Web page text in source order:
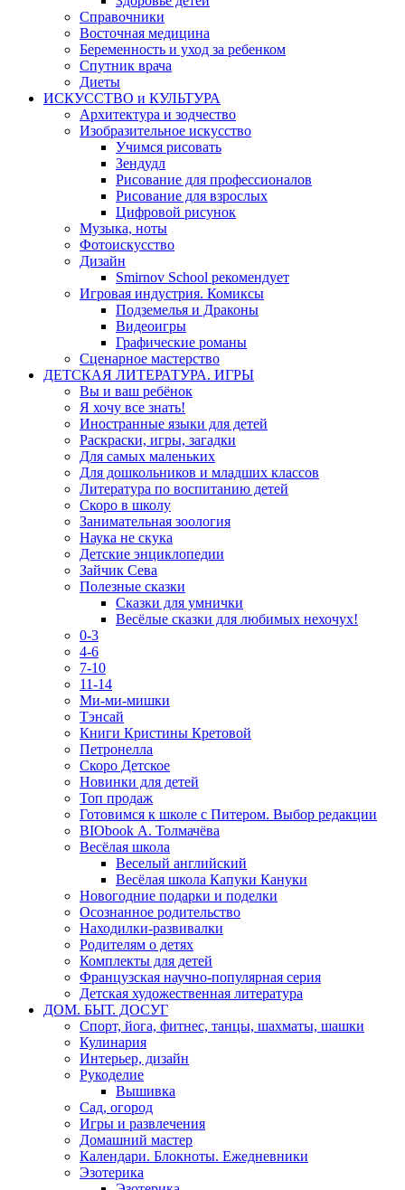
Справочники
Восточная медицина
Беременность и уход за ребенком
Спутник врача
Диеты
ИСКУССТВО и КУЛЬТУРА
Архитектура и зодчество
Изобразительное искусство
Учимся рисовать
Зендудл
Рисование для профессионалов
Рисование для взрослых
Цифровой рисунок
Музыка, ноты
Фотоискусство
Дизайн
Smirnov School рекомендует
Игровая индустрия. Комиксы
Подземелья и Драконы
Видеоигры
Графические романы
Сценарное мастерство
ДЕТСКАЯ ЛИТЕРАТУРА. ИГРЫ
Вы и ваш ребёнок
Я хочу все знать!
Иностранные языки для детей
Раскраски, игры, загадки
Для самых маленьких
Для дошкольников и младших классов
Литература по воспитанию детей
Скоро в школу
Занимательная зоология
Наука не скука
Детские энциклопедии
Зайчик Сева
Полезные сказки
Сказки для умнички
Весёлые сказки для любимых нехочух!
0-3
4-6
7-10
11-14
Ми-ми-мишки
Тэнсай
Книги Кристины Кретовой
Петронелла
Скоро Детское
Новинки для детей
Топ продаж
Готовимся к школе с Питером. Выбор редакции
BIObook А. Толмачёва
Весёлая школа
Веселый английский
Весёлая школа Капуки Кануки
Новогодние подарки и поделки
Осознанное родительство
Находилки-развивалки
Родителям о детях
Комплекты для детей
Французская научно-популярная серия
Детская художественная литература
ДОМ. БЫТ. ДОСУГ
Спорт, йога, фитнес, танцы, шахматы, шашки
Кулинария
Интерьер, дизайн
Рукоделие
Вышивка
Сад, огород
Игры и развлечения
Домашний мастер
Календари. Блокноты. Ежедневники
Эзотерика